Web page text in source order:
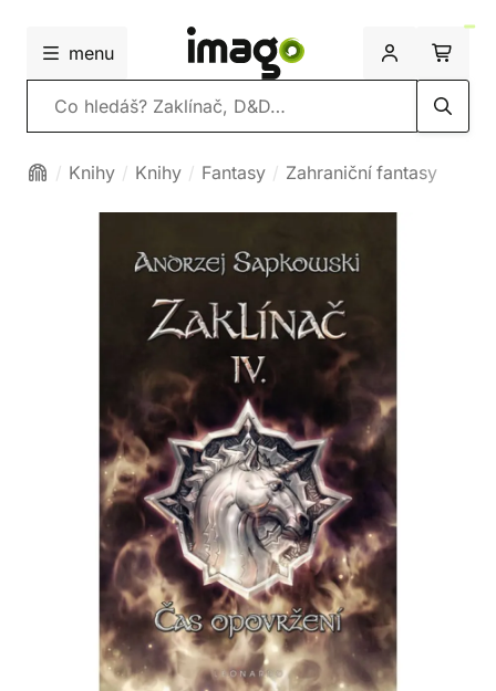
menu
Vyhledávání
Knihy Knihy Fantasy Zahraniční fantasy